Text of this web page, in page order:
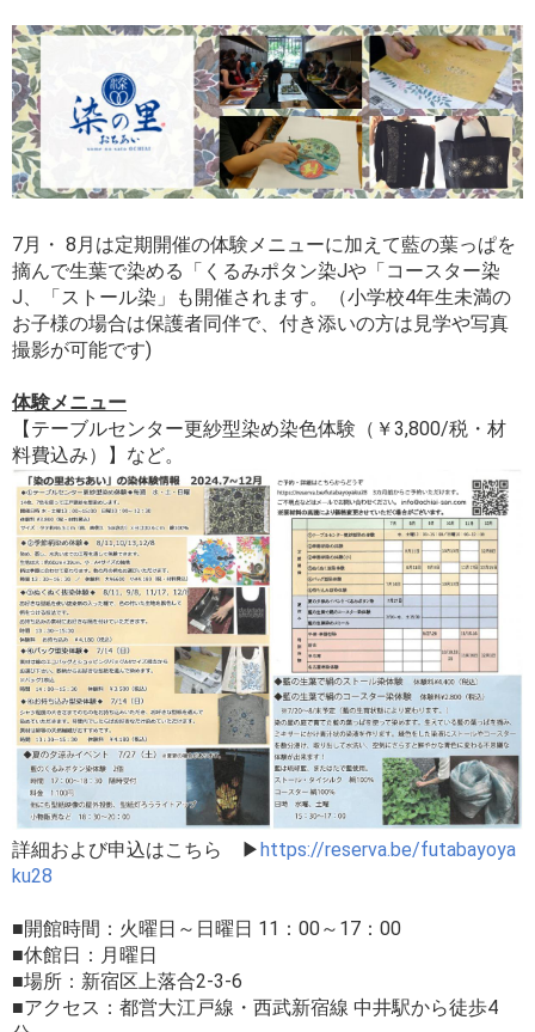
7月・ 8月は定期開催の体験メニューに加えて藍の葉っぱを
摘んで生葉で染める「くるみポタン染Jや「コースター染
J、「ストール染」も開催されます。（小学校4年生未満の
お子様の場合は保護者同伴で、付き添いの方は見学や写真
撮影が可能です)
体験メニュー
【テーブルセンター更紗型染め染色体験（￥3,800/税・材
料費込み）】など。
詳細および申込はこちら ▶ https://reserva.be/futabayoya
ku28
■開館時間：火曜日～日曜日 11：00～17：00
■休館日：月曜日
■場所：新宿区上落合2-3-6
■アクセス：都営大江戸線・西武新宿線 中井駅から徒歩4